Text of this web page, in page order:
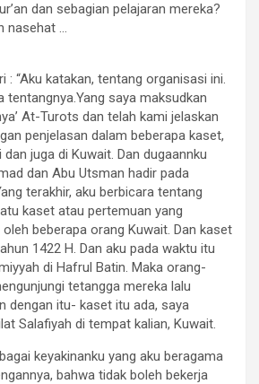
dan sebagian pelajaran mereka?
nasehat …
: “Aku katakan, tentang organisasi ini.
tentangnya.Yang saya maksudkan
At-Turots dan telah kami jelaskan
penjelasan dalam beberapa kaset,
juga di Kuwait. Dan dugaannku
dan Abu Utsman hadir pada
terakhir, aku berbicara tentang
kaset atau pertemuan yang
beberapa orang Kuwait. Dan kaset
1422 H. Dan aku pada waktu itu
di Hafrul Batin. Maka orang-
tetangga mereka lalu
dengan itu- kaset itu ada, saya
Salafiyah di tempat kalian, Kuwait.
keyakinanku yang aku beragama
bahwa tidak boleh bekerja